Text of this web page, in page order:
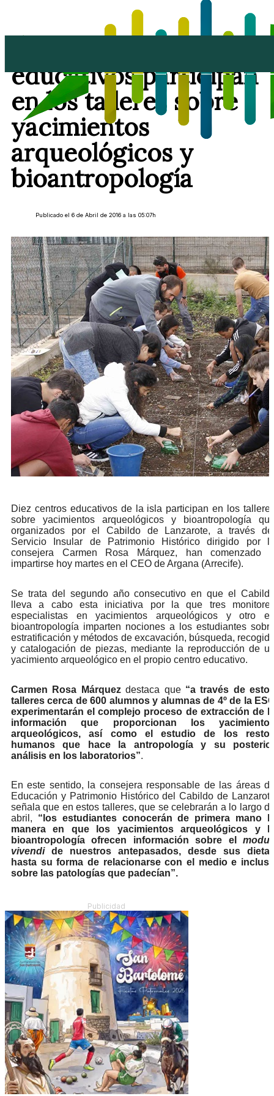
educativos participan
en los talleres sobre
yacimientos
arqueológicos y
bioantropología
Publicado el 6 de Abril de 2016 a las 05:07h
Diez centros educativos de la isla participan en los
sobre yacimientos arqueológicos y bioantropología
organizados por el Cabildo de Lanzarote, a través
Servicio Insular de Patrimonio Histórico dirigido por
consejera Carmen Rosa Márquez, han comenzado
impartirse hoy martes en el CEO de Argana (Arrecife).
Se trata del segundo año consecutivo en que el
lleva a cabo esta iniciativa por la que tres
especialistas en yacimientos arqueológicos y otro
bioantropología imparten nociones a los estudiantes
estratificación y métodos de excavación, búsqueda,
y catalogación de piezas, mediante la reproducción de
yacimiento arqueológico en el propio centro educativo.
Carmen Rosa Márquezdestaca que “a través de
tallerescerca de 600 alumnos y alumnas de 4º de la
experimentarán el complejo proceso de extracción de
información que proporcionan los
arqueológicos, así como el estudio de los
humanos que hace la antropología y su
análisis en los laboratorios”.
En este sentido, la consejera responsable de las áreas
Educación y Patrimonio Histórico del Cabildo de
señala que en estos talleres, que se celebrarán a lo largo
abril, “los estudiantes conocerán de primera mano
manera en que los yacimientos arqueológicos y
bioantropología ofrecen información sobre el
vivendide nuestros antepasados, desde sus
hasta su forma de relacionarse con el medio e
sobre las patologías que padecían”.
Publicidad